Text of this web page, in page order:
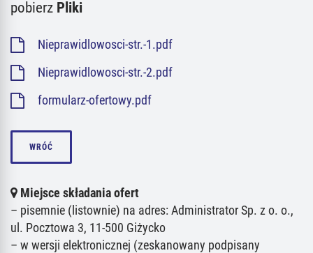
pobierz Pliki
Nieprawidlowosci-str.-1.pdf
Nieprawidlowosci-str.-2.pdf
formularz-ofertowy.pdf
WRÓĆ
Miejsce składania ofert
– pisemnie (listownie) na adres: Administrator Sp. z o. o.,
ul. Pocztowa 3, 11-500 Giżycko
– w wersji elektronicznej (zeskanowany podpisany